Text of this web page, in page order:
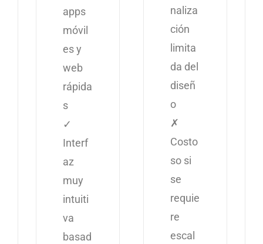
apps
móvil
es y
web
rápida
s
✓
Interf
az
muy
intuiti
va
basad
naliza
ción
limita
da del
diseñ
o
✗
Costo
so si
se
requie
re
escal